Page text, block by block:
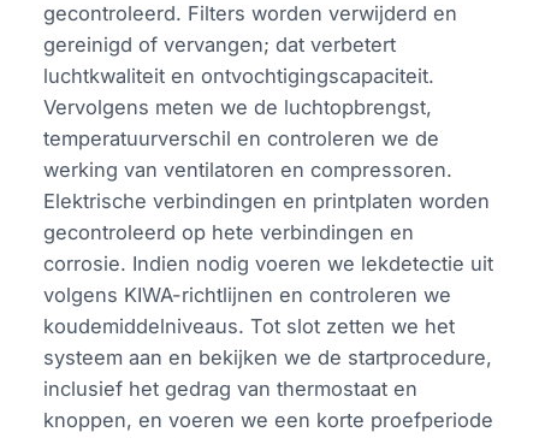
gecontroleerd. Filters worden verwijderd en
gereinigd of vervangen; dat verbetert
luchtkwaliteit en ontvochtigingscapaciteit.
Vervolgens meten we de luchtopbrengst,
temperatuurverschil en controleren we de
werking van ventilatoren en compressoren.
Elektrische verbindingen en printplaten worden
gecontroleerd op hete verbindingen en
corrosie. Indien nodig voeren we lekdetectie uit
volgens KIWA-richtlijnen en controleren we
koudemiddelniveaus. Tot slot zetten we het
systeem aan en bekijken we de startprocedure,
inclusief het gedrag van thermostaat en
knoppen, en voeren we een korte proefperiode